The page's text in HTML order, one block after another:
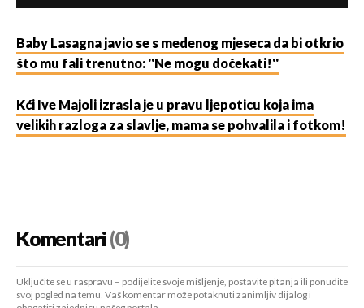
Baby Lasagna javio se s medenog mjeseca da bi otkrio
što mu fali trenutno: ''Ne mogu dočekati!''
Kći Ive Majoli izrasla je u pravu ljepoticu koja ima
velikih razloga za slavlje, mama se pohvalila i fotkom!
Komentari(0)
Uključite se u raspravu – podijelite svoje mišljenje, postavite pitanja ili ponudite
svoj pogled na temu. Vaš komentar može potaknuti zanimljiv dijalog i